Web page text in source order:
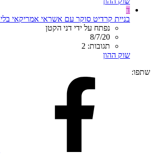
ד
בניית קרדיט סוקר עם אשראי אמריקאי בלי SSN
נפתח על ידי דני הקטן
8/7/20
תגובות: 2
שוק ההון
שתפו: